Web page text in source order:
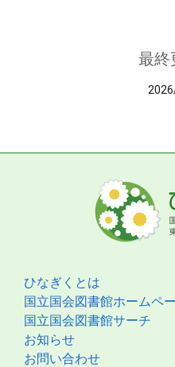
最終
ひなぎくとは
国立国会図書館ホームペ
国立国会図書館サーチ
お知らせ
お問い合わせ